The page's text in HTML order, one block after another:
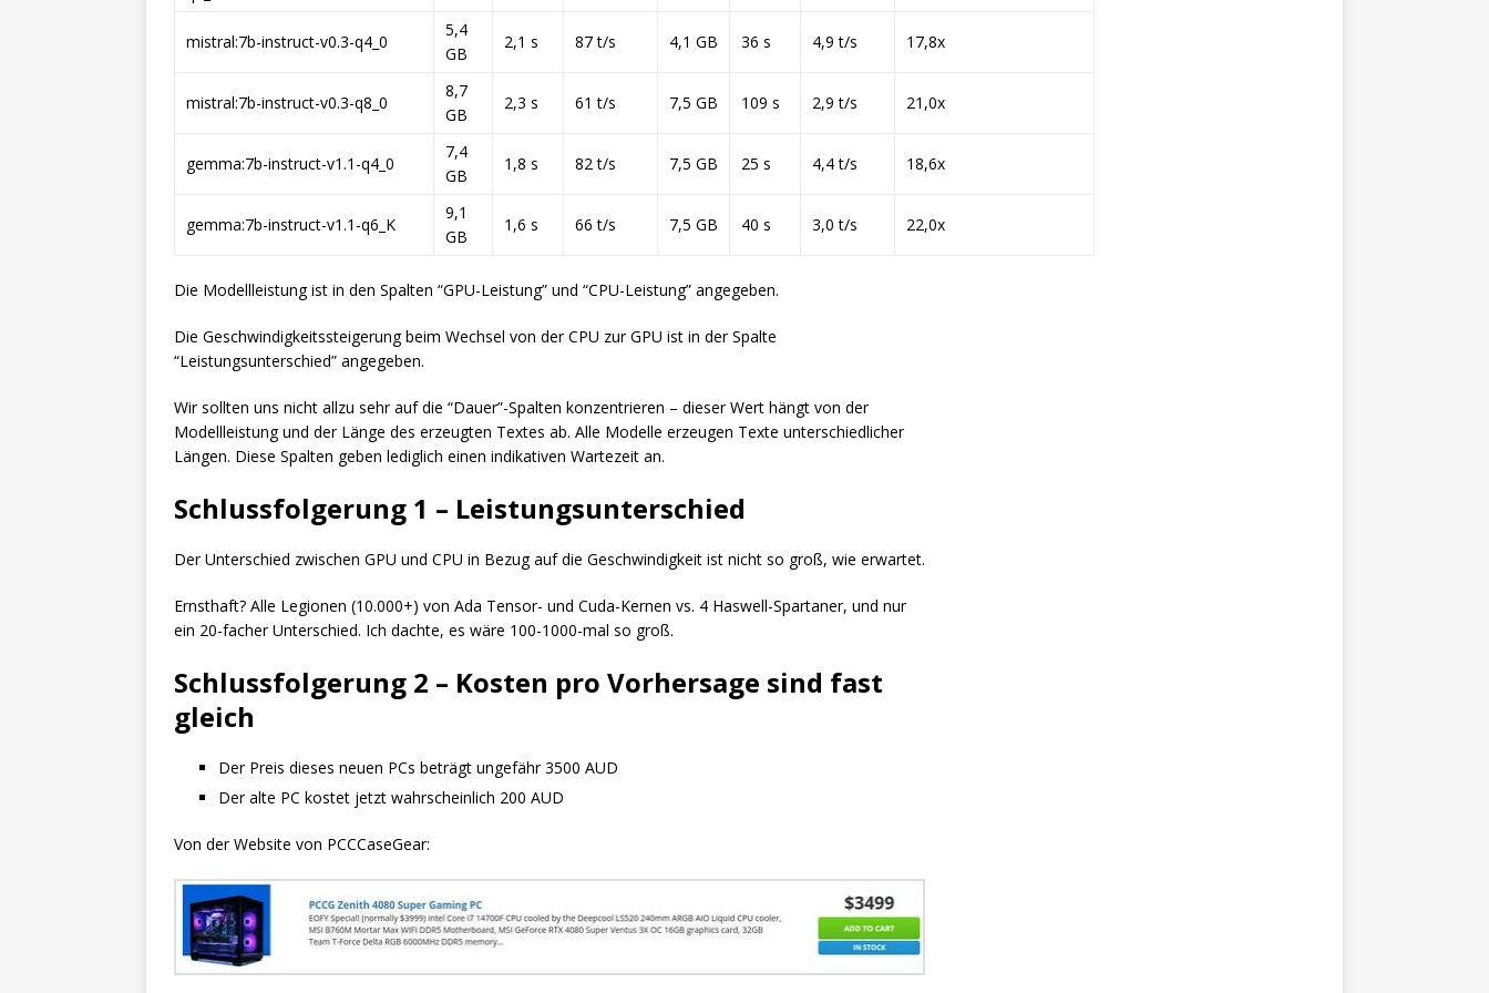
mistral:7b-instruct-v0.3-q4_0
5,4
GB
2,1 s 87 t/s 4,1 GB 36 s 4,9 t/s 17,8x
mistral:7b-instruct-v0.3-q8_0
8,7
GB
2,3 s 61 t/s 7,5 GB 109 s 2,9 t/s 21,0x
gemma:7b-instruct-v1.1-q4_0
7,4
GB
1,8 s 82 t/s 7,5 GB 25 s 4,4 t/s 18,6x
gemma:7b-instruct-v1.1-q6_K
9,1
GB
1,6 s 66 t/s 7,5 GB 40 s 3,0 t/s 22,0x
Die Modellleistung ist in den Spalten “GPU-Leistung” und “CPU-Leistung” angegeben.
Die Geschwindigkeitssteigerung beim Wechsel von der CPU zur GPU ist in der Spalte
“Leistungsunterschied” angegeben.
Wir sollten uns nicht allzu sehr auf die “Dauer”-Spalten konzentrieren – dieser Wert hängt von der
Modellleistung und der Länge des erzeugten Textes ab. Alle Modelle erzeugen Texte unterschiedlicher
Längen. Diese Spalten geben lediglich einen indikativen Wartezeit an.
Schlussfolgerung 1 – Leistungsunterschied
Der Unterschied zwischen GPU und CPU in Bezug auf die Geschwindigkeit ist nicht so groß, wie erwartet.
Ernsthaft? Alle Legionen (10.000+) von Ada Tensor- und Cuda-Kernen vs. 4 Haswell-Spartaner, und nur
ein 20-facher Unterschied. Ich dachte, es wäre 100-1000-mal so groß.
Schlussfolgerung 2 – Kosten pro Vorhersage sind fast
gleich
Der Preis dieses neuen PCs beträgt ungefähr 3500 AUD
Der alte PC kostet jetzt wahrscheinlich 200 AUD
Von der Website von PCCCaseGear: